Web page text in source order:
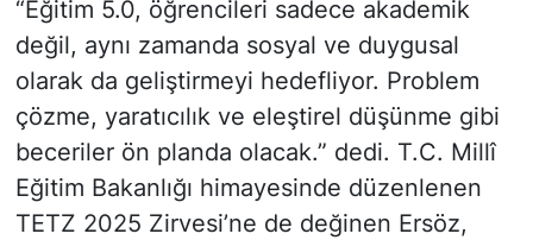
“Eğitim 5.0, öğrencileri sadece akademik
değil, aynı zamanda sosyal ve duygusal
olarak da geliştirmeyi hedefliyor. Problem
çözme, yaratıcılık ve eleştirel düşünme gibi
beceriler ön planda olacak.” dedi. T.C. Millî
Eğitim Bakanlığı himayesinde düzenlenen
TETZ 2025 Zirvesi’ne de değinen Ersöz,